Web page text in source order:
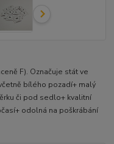
F). Označuje stát ve
bílého pozadí+ malý
či pod sedlo+ kvalitní
odolná na poškrábání